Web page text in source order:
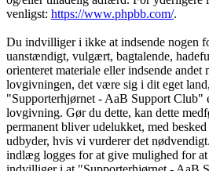
venligst: https://www.phpbb.com/.
Du indvilliger i ikke at indsende nogen
uanstændigt, vulgært, bagtalende,
orienteret materiale eller indsende andet
lovgivningen, det være sig i dit eget
"Supporterhjørnet - AaB Support Club"
lovgivning. Gør du dette, kan dette
permanent bliver udelukket, med
udbyder, hvis vi vurderer det
indlæg logges for at give mulighed for